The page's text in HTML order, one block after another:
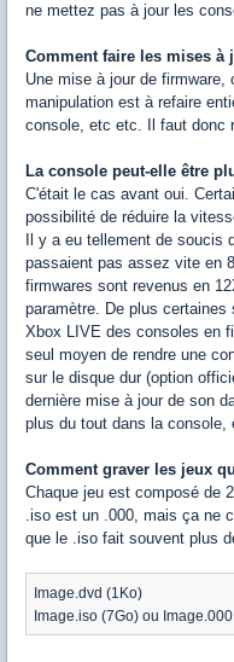
ne mettez pas à jour les
Comment faire les mises à
Une mise à jour de
manipulation est à refaire
console, etc etc. Il faut donc
La console peut-elle être
C'était le cas avant oui.
possibilité de réduire la
Il y a eu tellement de
passaient pas assez vite en
firmwares sont revenus en
paramètre. De plus
Xbox LIVE des consoles en
seul moyen de rendre une
sur le disque dur (option
dernière mise à jour de son
plus du tout dans la
Comment graver les jeux
Chaque jeu est composé de
.iso est un .000, mais ça ne
que le .iso fait souvent plus
Image.dvd (1Ko)
Image.iso (7Go) ou Image.000